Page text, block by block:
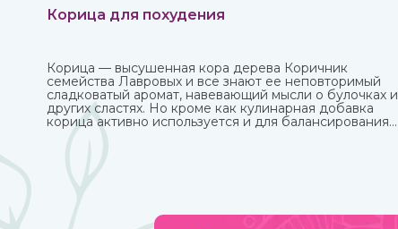
Корица для похудения
Корица — высушенная кора дерева Коричник
семейства Лавровых и все знают ее неповторимый
сладковатый аромат, навевающий мысли о булочках и
других сластях. Но кроме как кулинарная добавка
корица активно используется и для балансирования
употребления сахара и соли и похудения. Она
полезна как в виде сыпучей пряности, так и в
качестве эфирного масла. Приобрести их вы можете в
интернет-магазине ИндоКитай с доставкой по
России.